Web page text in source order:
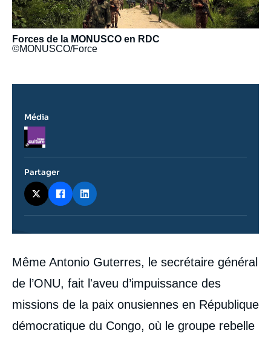
Forces de la MONUSCO en RDC
©MONUSCO/Force
Contenu
intervention
médiatique
Même Antonio Guterres, le secrétaire général
de l’ONU, fait l'aveu d’impuissance des
missions de la paix onusiennes en République
démocratique du Congo, où le groupe rebelle
Média
Logo
Partager